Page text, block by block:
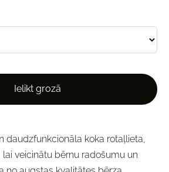
Ielikt grozā
daudzfunkcionāla koka rotaļlieta,
lai veicinātu bērnu radošumu un